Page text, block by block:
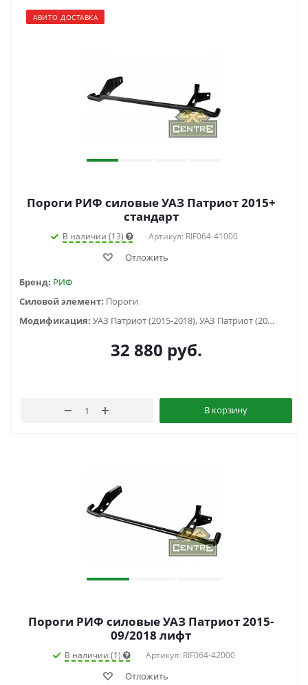
АВИТО ДОСТАВКА
Пороги РИФ силовые УАЗ Патриот 2015+
стандарт
В наличии (13) Артикул: RIF064-41000
Отложить
Бренд: РИФ
Силовой элемент: Пороги
Модификация:
УАЗ Патриот (2015-2018), УАЗ Патриот (2019-...)
32 880 руб.
В корзину
Пороги РИФ силовые УАЗ Патриот 2015-
09/2018 лифт
В наличии (1) Артикул: RIF064-42000
Отложить